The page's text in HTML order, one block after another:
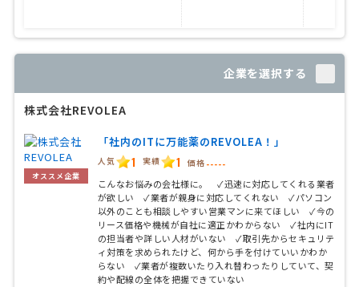
企業を選択する
株式会社REVOLEA
オススメ企業
「社内のITに万能薬のREVOLEA！」
人気 1 実績 1 価格 -----
こんなお悩みの会社様に。 ✓迅速に対応してくれる業者
が欲しい ✓業者が親身に対応してくれない ✓パソコン
以外のことも相談しやすい営業マンに来てほしい ✓今の
リース価格や機械が自社に適正かわからない ✓社内にIT
の担当者や詳しい人材がいない ✓取引先からセキュリテ
ィ対策を求められたけど、何から手を付けていいかわか
らない ✓業者が複数いたり入れ替わったりしていて、契
約や配線の全体を把握できていない